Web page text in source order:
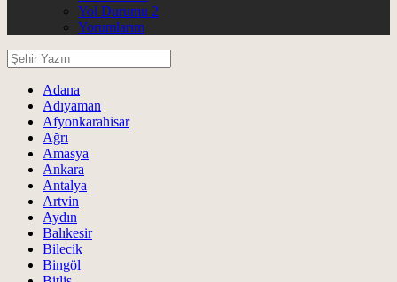
Yol Durumu 2
Yorumlarım
Adana
Adıyaman
Afyonkarahisar
Ağrı
Amasya
Ankara
Antalya
Artvin
Aydın
Balıkesir
Bilecik
Bingöl